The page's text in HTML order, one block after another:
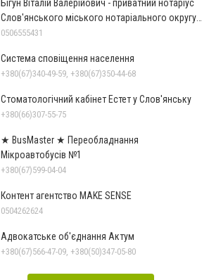
Бігун Віталій Валерійович - приватний нотаріус
Слов'янського міського нотаріального округу
Дон.обл.
0506555431
Система сповіщення населення
+380(67)340-49-59, +380(67)350-44-68
Стоматологічний кабінет Естет у Слов'янську
+380(66)307-55-75
★ BusMaster ★ Переобладнання
Мікроавтобусів №1
+380(67)599-04-04
Контент агентство MAKE SENSE
0504262624
Адвокатське об'єднання Актум
+380(67)566-47-09, +380(50)347-05-80